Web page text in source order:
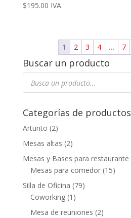
$195.00 IVA
1 2 3 4 … 7
Buscar un producto
Búsqueda
productos
Categorías de productos
Arturito (2)
Mesas altas (2)
Mesas y Bases para restaurante
Mesas para comedor (15)
Silla de Oficina (79)
Coworking (1)
Mesa de reuniones (2)